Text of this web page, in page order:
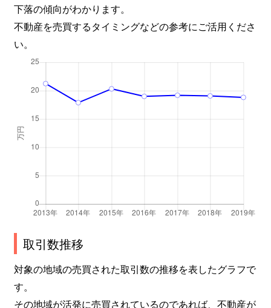
下落の傾向がわかります。
不動産を売買するタイミングなどの参考にご活用くださ
い。
取引数推移
対象の地域の売買された取引数の推移を表したグラフで
す。
その地域が活発に売買されているのであれば、不動産が